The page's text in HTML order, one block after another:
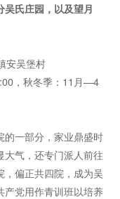
氏庄园，以及望月
安吴堡村
，秋冬季：11月—4
的一部分，家业鼎盛时
气，还专门派人前往
偏正共四院，成为吴
产党用作青训班以培养